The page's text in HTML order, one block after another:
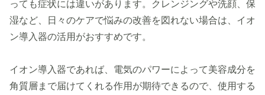
っても症状には違いがあります。クレンジングや洗顔、保
湿など、日々のケアで悩みの改善を図れない場合は、イオ
ン導入器の活用がおすすめです。
イオン導入器であれば、電気のパワーによって美容成分を
角質層まで届けてくれる作用が期待できるので、使用する